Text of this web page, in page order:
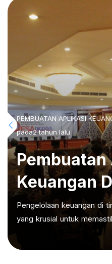
PEMBUATAN APLIKASI
pada2 tahun lalu
Keuangan
Pengelolaan keuangan di
yang krusial untuk